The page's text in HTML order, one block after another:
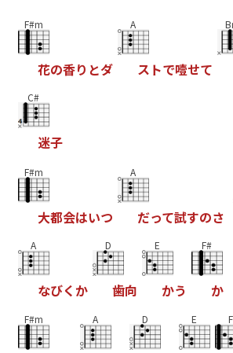
F#m
花の香り とダ
A
ス トで噎せて
C#
迷子
F#m
大都会はいつ
A
だって試すのさ
A
なびく か
D
歯向
E
かう
F#
か
F#m A D E F